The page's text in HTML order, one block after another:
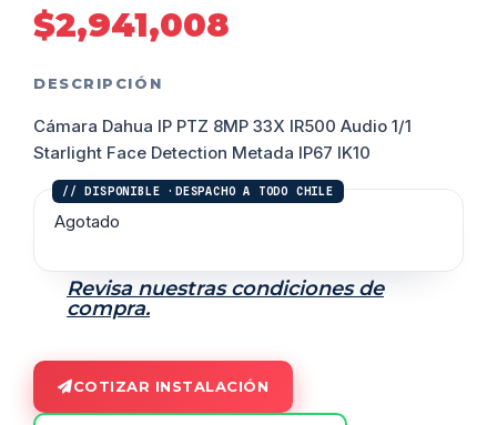
$2,941,008
DESCRIPCIÓN
Cámara Dahua IP PTZ 8MP 33X IR500 Audio 1/1
Starlight Face Detection Metada IP67 IK10
Agotado
Revisa nuestras condiciones de
compra.
COTIZAR INSTALACIÓN